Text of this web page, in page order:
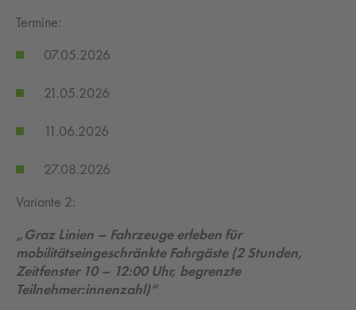
Termine:
07.05.2026
21.05.2026
11.06.2026
27.08.2026
Variante 2:
„Graz Linien – Fahrzeuge erleben für
mobilitätseingeschränkte Fahrgäste (2 Stunden,
Zeitfenster 10 – 12:00 Uhr, begrenzte
Teilnehmer:innenzahl)“